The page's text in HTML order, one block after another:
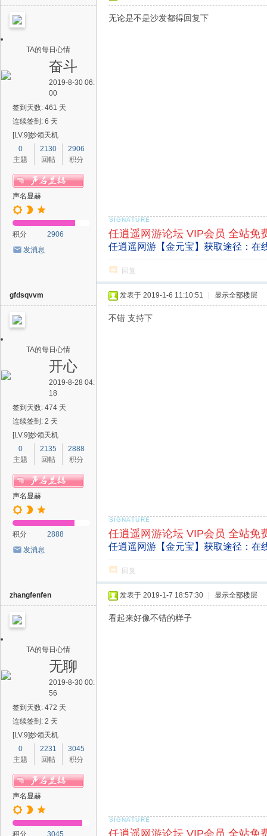
TA的每日心情
奋斗
2019-8-30 06:
00
签到天数: 461 天
连续签到: 6 天
[LV.9]妙领天机
0
主题
2130
回帖
2906
积分
声名显赫
积分
2906
发消息
无论是不是沙发都得回复下
任逍遥网游论坛 VIP会员 全站免
任逍遥网游【金元宝】获取途径：在
回复
gfdsqvvm
TA的每日心情
开心
2019-8-28 04:
18
签到天数: 474 天
连续签到: 2 天
[LV.9]妙领天机
0
主题
2135
回帖
2888
积分
声名显赫
积分
2888
发消息
发表于 2019-1-6 11:10:51 显示全部楼层
不错 支持下
任逍遥网游论坛 VIP会员 全站免
任逍遥网游【金元宝】获取途径：在
回复
zhangfenfen
TA的每日心情
无聊
2019-8-30 00:
56
签到天数: 472 天
连续签到: 2 天
[LV.9]妙领天机
0
主题
2231
回帖
3045
积分
声名显赫
积分
3045
发表于 2019-1-7 18:57:30 显示全部楼层
看起来好像不错的样子
任逍遥网游论坛 VIP会员 全站免